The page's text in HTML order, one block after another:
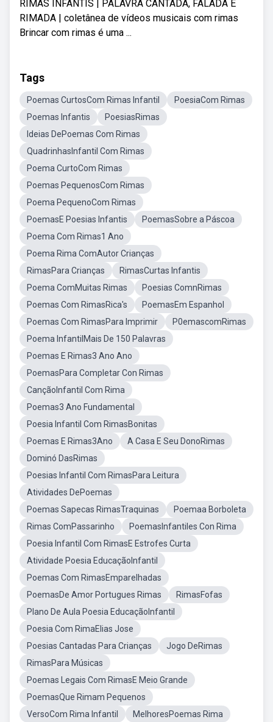
RIMAS INFANTIS | PALAVRA CANTADA, FALADA E
RIMADA | coletânea de vídeos musicais com rimas
Brincar com rimas é uma ...
Tags
Poemas CurtosCom Rimas Infantil
PoesiaCom Rimas
Poemas Infantis
PoesiasRimas
Ideias DePoemas Com Rimas
QuadrinhasInfantil Com Rimas
Poema CurtoCom Rimas
Poemas PequenosCom Rimas
Poema PequenoCom Rimas
PoemasE Poesias Infantis
PoemasSobre a Páscoa
Poema Com Rimas1 Ano
Poema Rima ComAutor Crianças
RimasPara Crianças
RimasCurtas Infantis
Poema ComMuitas Rimas
Poesias ComnRimas
Poemas Com RimasRica's
PoemasEm Espanhol
Poemas Com RimasPara Imprimir
P0emascomRimas
Poema InfantilMais De 150 Palavras
Poemas E Rimas3 Ano Ano
PoemasPara Completar Con Rimas
CançãoInfantil Com Rima
Poemas3 Ano Fundamental
Poesia Infantil Com RimasBonitas
Poemas E Rimas3Ano
A Casa E Seu DonoRimas
Dominó DasRimas
Poesias Infantil Com RimasPara Leitura
Atividades DePoemas
Poemas Sapecas RimasTraquinas
Poemaa Borboleta
Rimas ComPassarinho
PoemasInfantiles Con Rima
Poesia Infantil Com RimasE Estrofes Curta
Atividade Poesia EducaçãoInfantil
Poemas Com RimasEmparelhadas
PoemasDe Amor Portugues Rimas
RimasFofas
Plano De Aula Poesia EducaçãoInfantil
Poesia Com RimaElias Jose
Poesias Cantadas Para Crianças
Jogo DeRimas
RimasPara Músicas
Poemas Legais Com RimasE Meio Grande
PoemasQue Rimam Pequenos
VersoCom Rima Infantil
MelhoresPoemas Rima